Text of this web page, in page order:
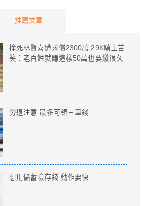
推薦文章
撞死林賢喜遭求償2300萬 29K騎士苦
笑：老百姓就賺這樣50萬也要繳很久
勞退注意 最多可領三筆錢
想用儲蓄險存錢 動作要快